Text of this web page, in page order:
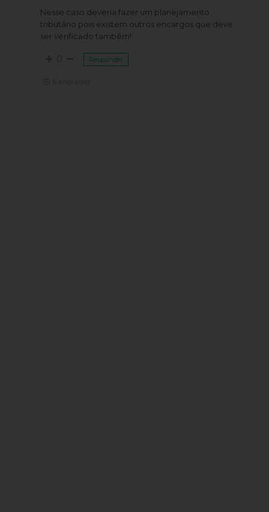
Nesse caso deveria fazer um planejamento
tributário pois existem outros encargos que deve
ser verificado também!
Responder